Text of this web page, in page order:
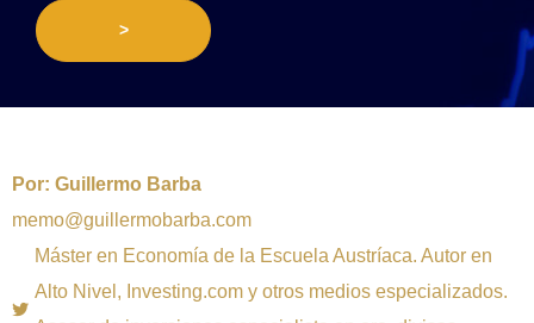
>
Por: Guillermo Barba
memo@guillermobarba.com
Máster en Economía de la Escuela Austríaca. Autor en
Alto Nivel, Investing.com y otros medios especializados.